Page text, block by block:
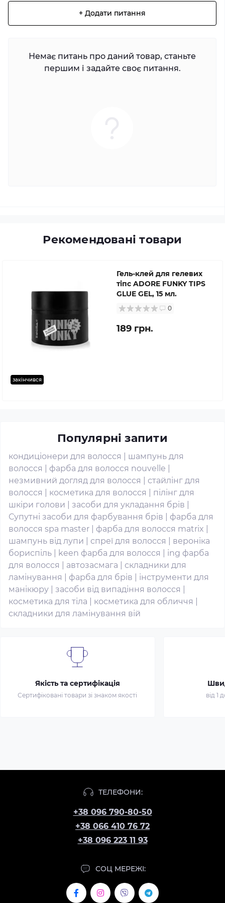
+ Додати питання
Немає питань про даний товар, станьте
першим і задайте своє питання.
Рекомендовані товари
закінчився
Гель-клей для гелевих
тіпс ADORE FUNKY TIPS
GLUE GEL, 15 мл.
0
189 грн.
Популярні запити
кондиціонери для волосся
шампунь для
волосся
фарба для волосся nouvelle
незмивний догляд для волосся
стайлінг для
волосся
косметика для волосся
пілінг для
шкіри голови
засоби для укладання брів
Супутні засоби для фарбування брів
фарба для
волосся spa master
фарба для волосся matrix
шампунь від лупи
спреї для волосся
вероніка
бориспіль
keen фарба для волосся
ing фарба
для волосся
автозасмага
складники для
ламінування
фарба для брів
інструменти для
манікюру
засоби від випадіння волосся
косметика для тіла
косметика для обличчя
складники для ламінування вій
Якість та сертифікація
Сертифіковані товари зі знаком якості від 1
ТЕЛЕФОНИ:
+38 096 790-80-50
+38 066 410 76 72
+38 096 223 11 93
СОЦ МЕРЕЖІ: